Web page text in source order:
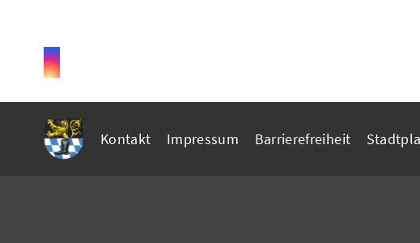
Kontakt Impressum Barrierefreiheit